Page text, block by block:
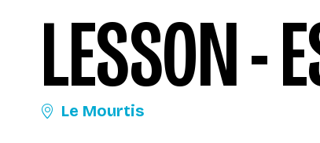
LESSON -
Le Mourtis